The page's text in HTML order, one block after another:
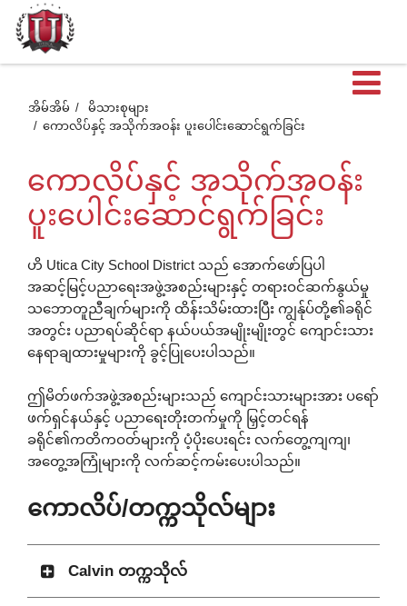
ဖွ
အိမ်အိမ်
မိသားစုများ
ကောလိပ်နှင့် အသိုက်အဝန်း ပူးပေါင်းဆောင်ရွက်ခြင်း
ကောလိပ်နှင့် အသိုက်အဝန်း
ပူးပေါင်းဆောင်ရွက်ခြင်း
ဟိ Utica City School District သည် အောက်ဖော်ပြပါ
အဆင့်မြင့်ပညာရေးအဖွဲ့အစည်းများနှင့် တရားဝင်ဆက်နွယ်မှု
သဘောတူညီချက်များကို ထိန်းသိမ်းထားပြီး ကျွန်ုပ်တို့၏ခရိုင်
အတွင်း ပညာရပ်ဆိုင်ရာ နယ်ပယ်အမျိုးမျိုးတွင် ကျောင်းသား
နေရာချထားမှုများကို ခွင့်ပြုပေးပါသည်။
ဤမိတ်ဖက်အဖွဲ့အစည်းများသည် ကျောင်းသားများအား ပရော်
ဖက်ရှင်နယ်နှင့် ပညာရေးတိုးတက်မှုကို မြှင့်တင်ရန်
ခရိုင်၏ကတိကဝတ်များကို ပံ့ပိုးပေးရင်း လက်တွေ့ကျကျ၊
အတွေ့အကြုံများကို လက်ဆင့်ကမ်းပေးပါသည်။
ကောလိပ်/တက္ကသိုလ်များ
Calvin တက္ကသိုလ်